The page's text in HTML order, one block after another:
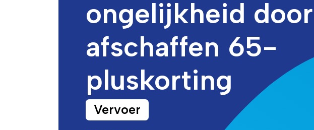
ongelijkheid door
afschaffen 65-
pluskorting
Vervoer